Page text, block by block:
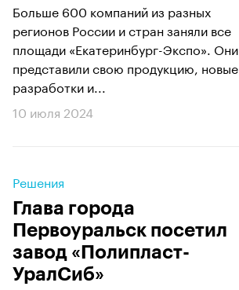
Больше 600 компаний из разных
регионов России и стран заняли все
площади «Екатеринбург-Экспо». Они
представили свою продукцию, новые
разработки и...
10 июля 2024
Решения
Глава города
Первоуральск посетил
завод «Полипласт-
УралСиб»